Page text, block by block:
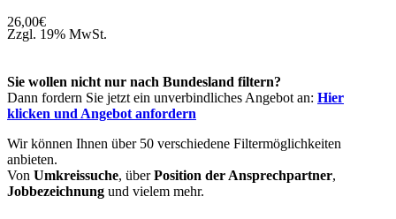
26,00€
Zzgl. 19% MwSt.
Sie wollen nicht nur nach Bundesland filtern?
Dann fordern Sie jetzt ein unverbindliches Angebot an: Hier
klicken und Angebot anfordern
Wir können Ihnen über 50 verschiedene Filtermöglichkeiten
anbieten.
Von Umkreissuche, überPosition der Ansprechpartner,
Jobbezeichnung und vielem mehr.